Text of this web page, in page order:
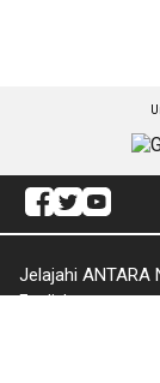
Jelajahi ANTARA
English